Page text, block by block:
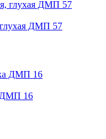
глухая ДМП 57
ДМП 16